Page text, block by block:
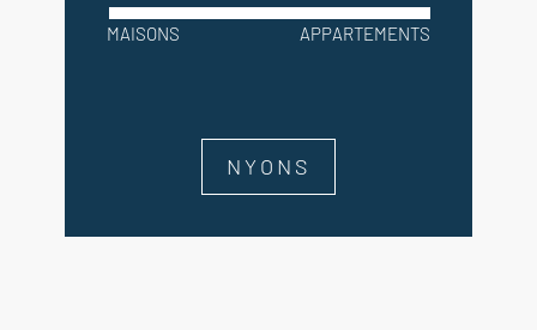
MAISONS APPARTEMENTS
NYONS